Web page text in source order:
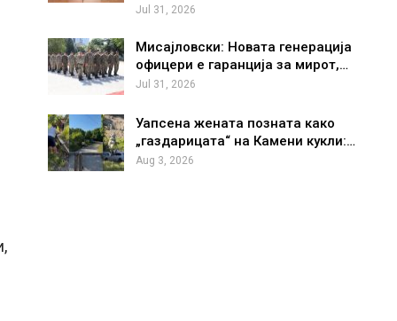
Jul 31, 2026
Мисајловски: Новата генерација
офицери е гаранција за мирот,…
Jul 31, 2026
Уапсена жената позната како
„газдарицата“ на Камени кукли:…
Aug 3, 2026